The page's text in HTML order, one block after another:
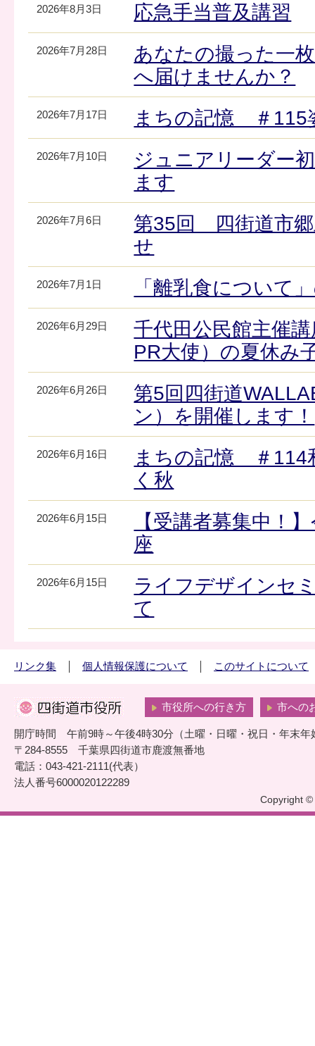
2026年8月3日 応急手当普及講習
2026年7月28日
あなたの撮った一
へ届けませんか？
2026年7月17日 まちの記憶 ＃115
2026年7月10日
ジュニアリーダー
ます
2026年7月6日
第35回 四街道市郷
せ
2026年7月1日 「離乳食について
2026年6月29日
千代田公民館主催
PR大使）の夏休み
2026年6月26日
第5回四街道
ン）を開催します！
2026年6月16日
まちの記憶 ＃114
く秋
2026年6月15日
【受講者募集中！
座
2026年6月15日
ライフデザインセ
て
リンク集 個人情報保護について このサイトについて
市役所への行き方 市への
開庁時間 午前9時～午後4時30分（土曜・日曜・祝日・年末年
〒284-8555 千葉県四街道市鹿渡無番地
電話：043-421-2111(代表）
法人番号6000020122289
Copyright ©